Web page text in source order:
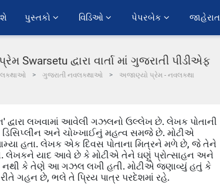
પુસ્તકો વિડિઓ પેપરબેક જાહેરાત
Swarsetu દ્વારા વાર્તા માં ગુજરાતી પીડીએફ
ગુજરાતી નવલકથાઓ અજાણ્યો પ્રેમ - નવલકથા
દ્વારા લખવામાં આવેલી ગઝલનો ઉલ્લેખ છે. લેખક પોતાની
ડિસિપ્લીન અને ચોખ્ખાઈનું મહત્વ સમજે છે. મોટીએ
હતા. લેખક એક દિવસ પોતાના મિત્રને મળે છે, જે તેને
લેખકને યાદ આવે છે કે મોટીએ તેને ઘણું પ્રોત્સાહન અને
નથી કે તેણે આ ગઝલ લખી હતી. મોટીએ જણાવ્યું હતું કે
ગહન છે, ભલે તે પ્રિય પાત્ર પરદેશમાં રહે.